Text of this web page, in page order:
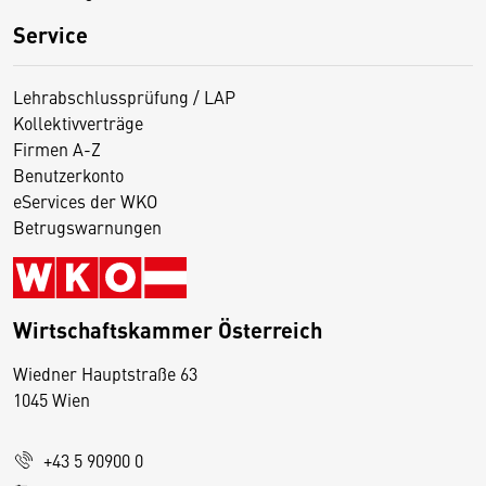
Service
Lehrabschlussprüfung / LAP
Kollektivverträge
Firmen A-Z
Benutzerkonto
eServices der WKO
Betrugswarnungen
Wirtschaftskammer Österreich
Wiedner Hauptstraße 63
1045 Wien
+43 5 90900 0
D
s